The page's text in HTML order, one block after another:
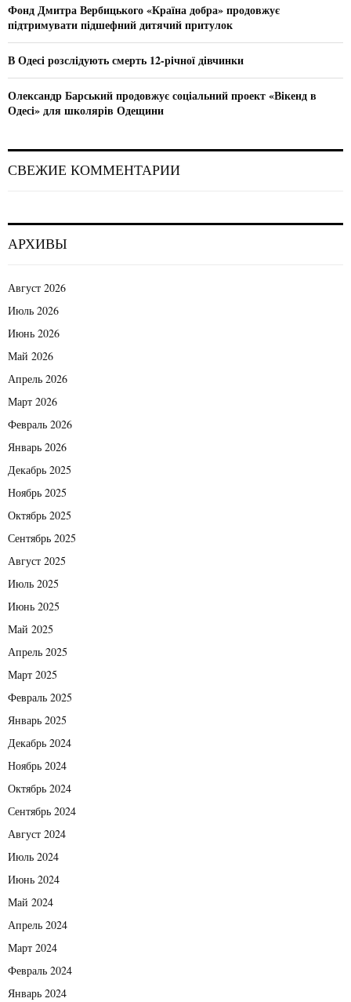
Фонд Дмитра Вербицького «Країна добра» продовжує
підтримувати підшефний дитячий притулок
В Одесі розслідують смерть 12-річної дівчинки
Олександр Барський продовжує соціальний проект «Вікенд в
Одесі» для школярів Одещини
СВЕЖИЕ КОММЕНТАРИИ
АРХИВЫ
Август 2026
Июль 2026
Июнь 2026
Май 2026
Апрель 2026
Март 2026
Февраль 2026
Январь 2026
Декабрь 2025
Ноябрь 2025
Октябрь 2025
Сентябрь 2025
Август 2025
Июль 2025
Июнь 2025
Май 2025
Апрель 2025
Март 2025
Февраль 2025
Январь 2025
Декабрь 2024
Ноябрь 2024
Октябрь 2024
Сентябрь 2024
Август 2024
Июль 2024
Июнь 2024
Май 2024
Апрель 2024
Март 2024
Февраль 2024
Январь 2024